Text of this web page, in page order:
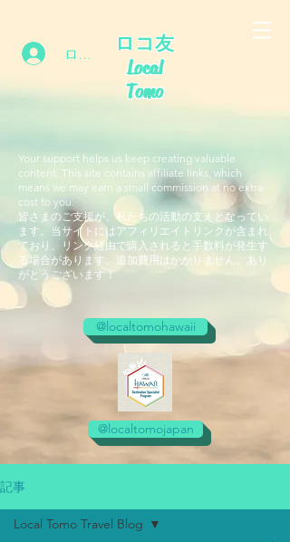
ログインロコ友
Local
Tomo
Your support helps us keep creating valuable
content. This site contains affiliate links, which
means we may earn a small commission at no extra
cost to you.
皆さまのご支援が、私たちの活動の支えとなってい
ます。当サイトにはアフィリエイトリンクが含まれ
ており、リンク経由で購入されると手数料が発生す
る場合があります。追加費用はかかりません。あり
がとうございます！
@localtomohawaii
@localtomojapan
記事
Local Tomo Travel Blog